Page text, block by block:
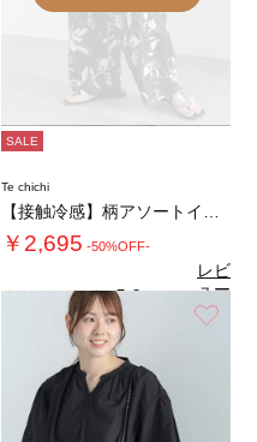
SALE
Te chichi
￥2,695 -50%OFF-
5.0（2）
レビ
ュー
を見
る